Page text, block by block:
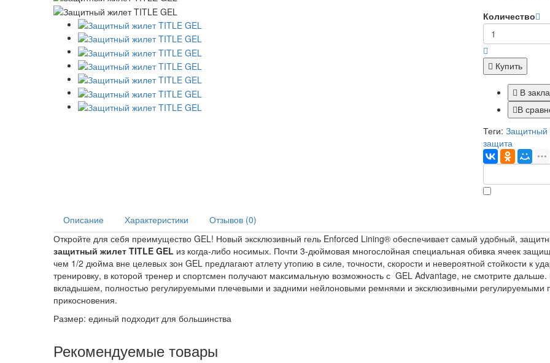
Количество
Купить
В
В
Теги: Защитный
защита
Описание Характеристики
Отзывов (0)
Откройте для себя преимущество GEL! Новый эксклюзивный гель Enforced Lining® обеспечивает самый удобный,
защитный жилет TITLE GEL из когда-либо носимых. Почти 3-дюймовая многослойная специальная обивка ячеек
чем 1/2 дюйма вне целевых зон GEL предлагают атлету утопию в силе, точности, скорости и невероятной стойкости к
тренировку, в которой тренер и спортсмен получают максимальную возможность с GEL Advantage, не смотрите
вкладышем, полностью регулируемыми плечевыми и задними нейлоновыми ремнями и эксклюзивными
прикосновения.
Размер: единый подходит для большинства
Рекомендуемые товары